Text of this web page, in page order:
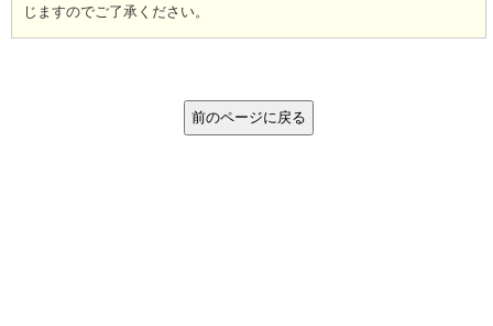
じますのでご了承ください。